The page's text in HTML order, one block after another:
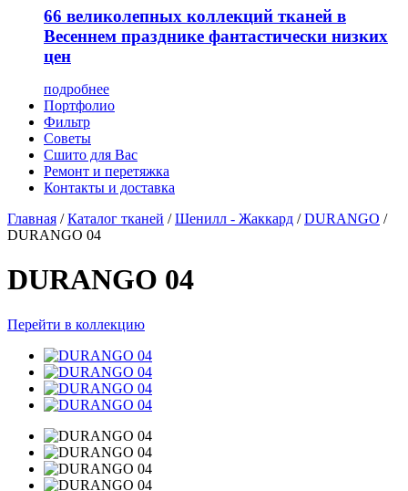
66 великолепных коллекций тканей в
Весеннем празднике фантастически низких
цен
подробнее
Портфолио
Фильтр
Советы
Сшито для Вас
Ремонт и перетяжка
Контакты и доставка
Главная / Каталог тканей / Шенилл - Жаккард / DURANGO /
DURANGO 04
DURANGO 04
Перейти в коллекцию